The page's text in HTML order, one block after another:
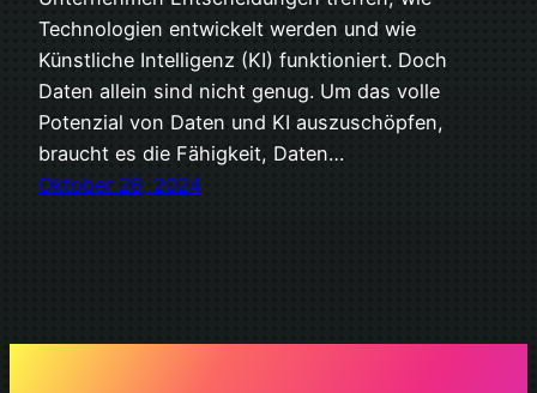
Technologien entwickelt werden und wie
Künstliche Intelligenz (KI) funktioniert. Doch
Daten allein sind nicht genug. Um das volle
Potenzial von Daten und KI auszuschöpfen,
braucht es die Fähigkeit, Daten…
Oktober 26, 2024